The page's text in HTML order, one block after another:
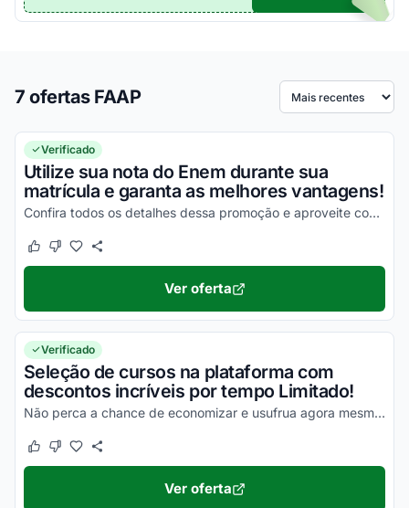
7 ofertas FAAP Ordenar por
Verificado
Utilize sua nota do Enem durante sua
matrícula e garanta as melhores vantagens!
Confira todos os detalhes dessa promoção e aproveite com os melhores descontos!
Este cupom funcionou
Este cupom não funcionou
Ver oferta
Verificado
Seleção de cursos na plataforma com
descontos incríveis por tempo Limitado!
Não perca a chance de economizar e usufrua agora mesmo dos melhores descontos!
Este cupom funcionou
Este cupom não funcionou
Ver oferta